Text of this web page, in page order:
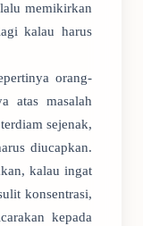
memikirkan
kalau harus
orang-
atas masalah
sejenak,
diucapkan.
kalau ingat
konsentrasi,
kepada